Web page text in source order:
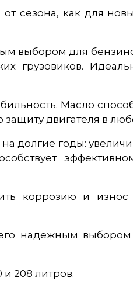
сезона, как для
выбором для
грузовиков.
Масло
двигателя в
долгие годы:
коррозию и
надежным выбором
и 208 литров.